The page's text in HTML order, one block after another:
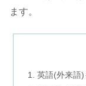
ます。
英語(外来語